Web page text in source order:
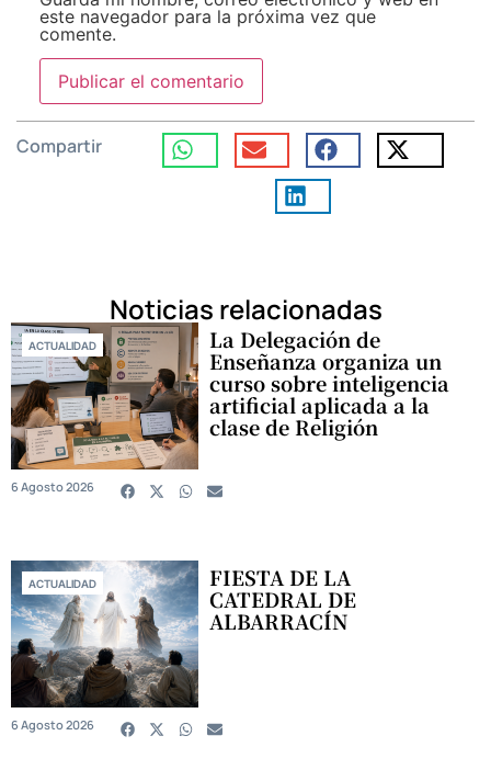
este navegador para la próxima vez que
comente.
Compartir
Noticias relacionadas
ACTUALIDAD La Delegación de
Enseñanza organiza un
curso sobre inteligencia
artificial aplicada a la
clase de Religión
6 Agosto 2026
ACTUALIDAD FIESTA DE LA
CATEDRAL DE
ALBARRACÍN
6 Agosto 2026